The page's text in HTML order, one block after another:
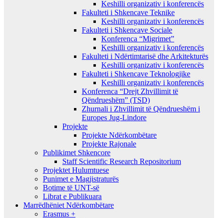
Keshilli organizativ i konferencës
Fakulteti i Shkencave Teknike
Keshilli organizativ i konferencës
Fakulteti i Shkencave Sociale
Konferenca “Migrimet”
Keshilli organizativ i konferencës
Fakulteti i Ndërtimtarisë dhe Arkitekturës
Keshilli organizativ i konferencës
Fakulteti i Shkencave Teknologjike
Keshilli organizativ i konferencës
Konferenca “Drejt Zhvillimit të
Qëndrueshëm” (TSD)
Zhurnali i Zhvillimit të Qëndrueshëm i
Europes Jug-Lindore
Projekte
Projekte Ndërkombëtare
Projekte Rajonale
Publikimet Shkencore
Staff Scientific Research Repositorium
Projektet Hulumtuese
Punimet e Magjistraturës
Botime të UNT-së
Librat e Publikuara
Marrëdhëniet Ndërkombëtare
Erasmus +